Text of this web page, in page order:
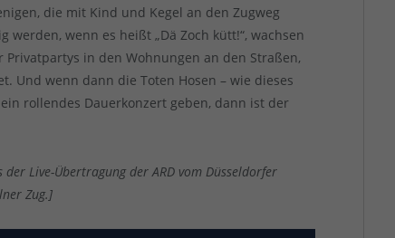
die mit Kind und Kegel an den Zugweg
wenn es heißt „Dä Zoch kütt!“, wachsen
in den Wohnungen an den Straßen,
Und wenn dann die Toten Hosen – wie dieses
rollendes Dauerkonzert geben, dann ist der
Live-Übertragung der ARD vom Düsseldorfer
Zug.]